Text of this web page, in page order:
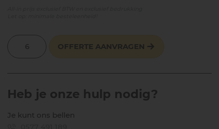
OFFERTE AANVRAGEN
Heb je onze hulp nodig?
Je kunt ons bellen